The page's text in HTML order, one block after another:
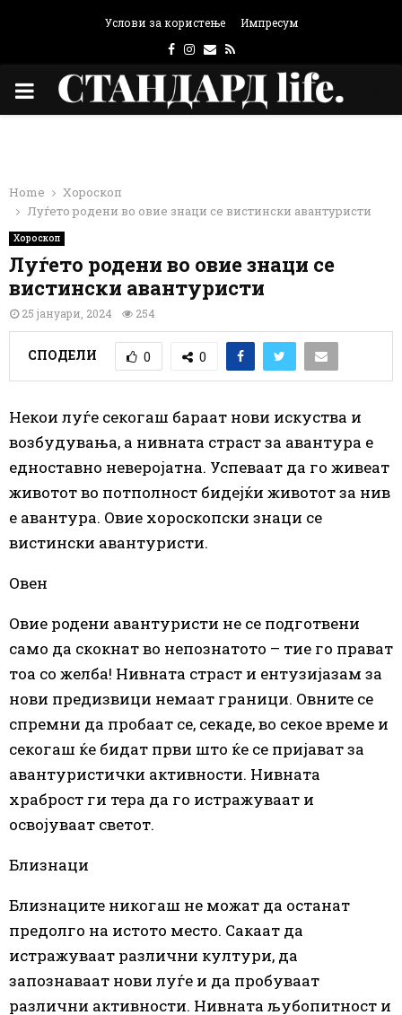
Услови за користење Импресум
Facebook
Instagram
Email
Rss
PRIMARY
Home
Хороскоп
Луѓето родени во овие знаци се вистински авантуристи
Хороскоп
Луѓето родени во овие знаци се
вистински авантуристи
25 јануари, 2024 254
СПОДЕЛИ 0 0
Некои луѓе секогаш бараат нови искуства и
возбудувања, а нивната страст за авантура е
едноставно неверојатна. Успеваат да го живеат
животот во потполност бидејќи животот за нив
е авантура. Овие хороскопски знаци се
вистински авантуристи.
Овен
Овие родени авантуристи не се подготвени
само да скокнат во непознатото – тие го прават
тоа со желба! Нивната страст и ентузијазам за
нови предизвици немаат граници. Овните се
спремни да пробаат се, секаде, во секое време и
секогаш ќе бидат први што ќе се пријават за
авантуристички активности. Нивната
храброст ги тера да го истражуваат и
освојуваат светот.
Близнаци
Близнаците никогаш не можат да останат
предолго на истото место. Сакаат да
истражуваат различни култури, да
запознаваат нови луѓе и да пробуваат
различни активности. Нивната љубопитност и